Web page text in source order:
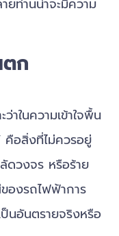
ยท่านน่าจะมีความ
ก
ในความเข้าใจพื้น
คือสิ่งที่ไม่ควรอยู่
ดวงจร หรือร้าย
องรถไฟฟ้าการ
นอันตรายจริงหรือ